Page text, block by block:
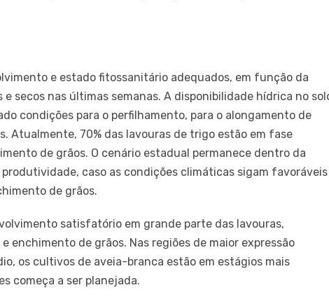
e estado fitossanitário adequados, em função da
secos nas últimas semanas. A disponibilidade hídrica no
condições para o perfilhamento, para o alongamento de
Atualmente, 70% das lavouras de trigo estão em fase
de grãos. O cenário estadual permanece dentro da
caso as condições climáticas sigam favoráveis
de grãos.
satisfatório em grande parte das lavouras,
enchimento de grãos. Nas regiões de maior expressão
os cultivos de aveia-branca estão em estágios mais
começa a ser planejada.